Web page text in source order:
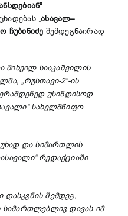
“.
„ასავალ–
ჩუბინიძე შემდეგნაირად
მიხეილ სააკაშვილის
, „რუსთავი-2“-ის
უსინდისოდ
“სახელმწიფო
და სიმართლის
“რედაქციაში
დასკვნის შემდეგ,
სამართლებლივ დავას იმ